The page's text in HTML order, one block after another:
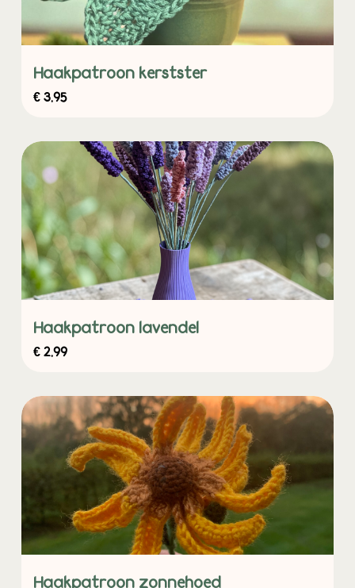
Haakpatroon kerstster
€3,95
Haakpatroon lavendel
€2,99
Haakpatroon zonnehoed